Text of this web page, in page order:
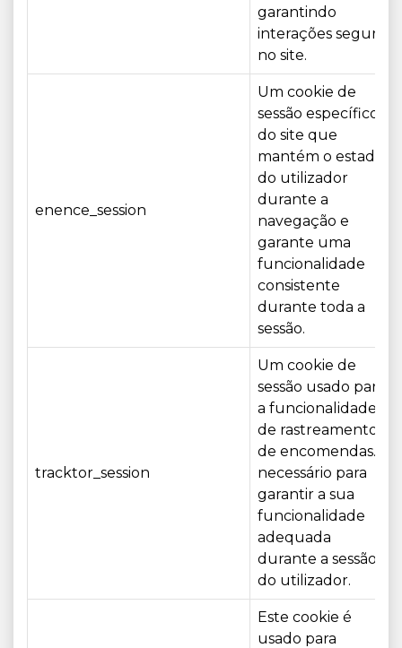
garantindo
interações seguras
no site.
enence_session
Um cookie de
sessão específico
do site que
mantém o estado
do utilizador
durante a
navegação e
garante uma
funcionalidade
consistente
durante toda a
sessão.
tracktor_session
Um cookie de
sessão usado para
a funcionalidade
de rastreamento
de encomendas. É
necessário para
garantir a sua
funcionalidade
adequada
durante a sessão
do utilizador.
Este cookie é
usado para